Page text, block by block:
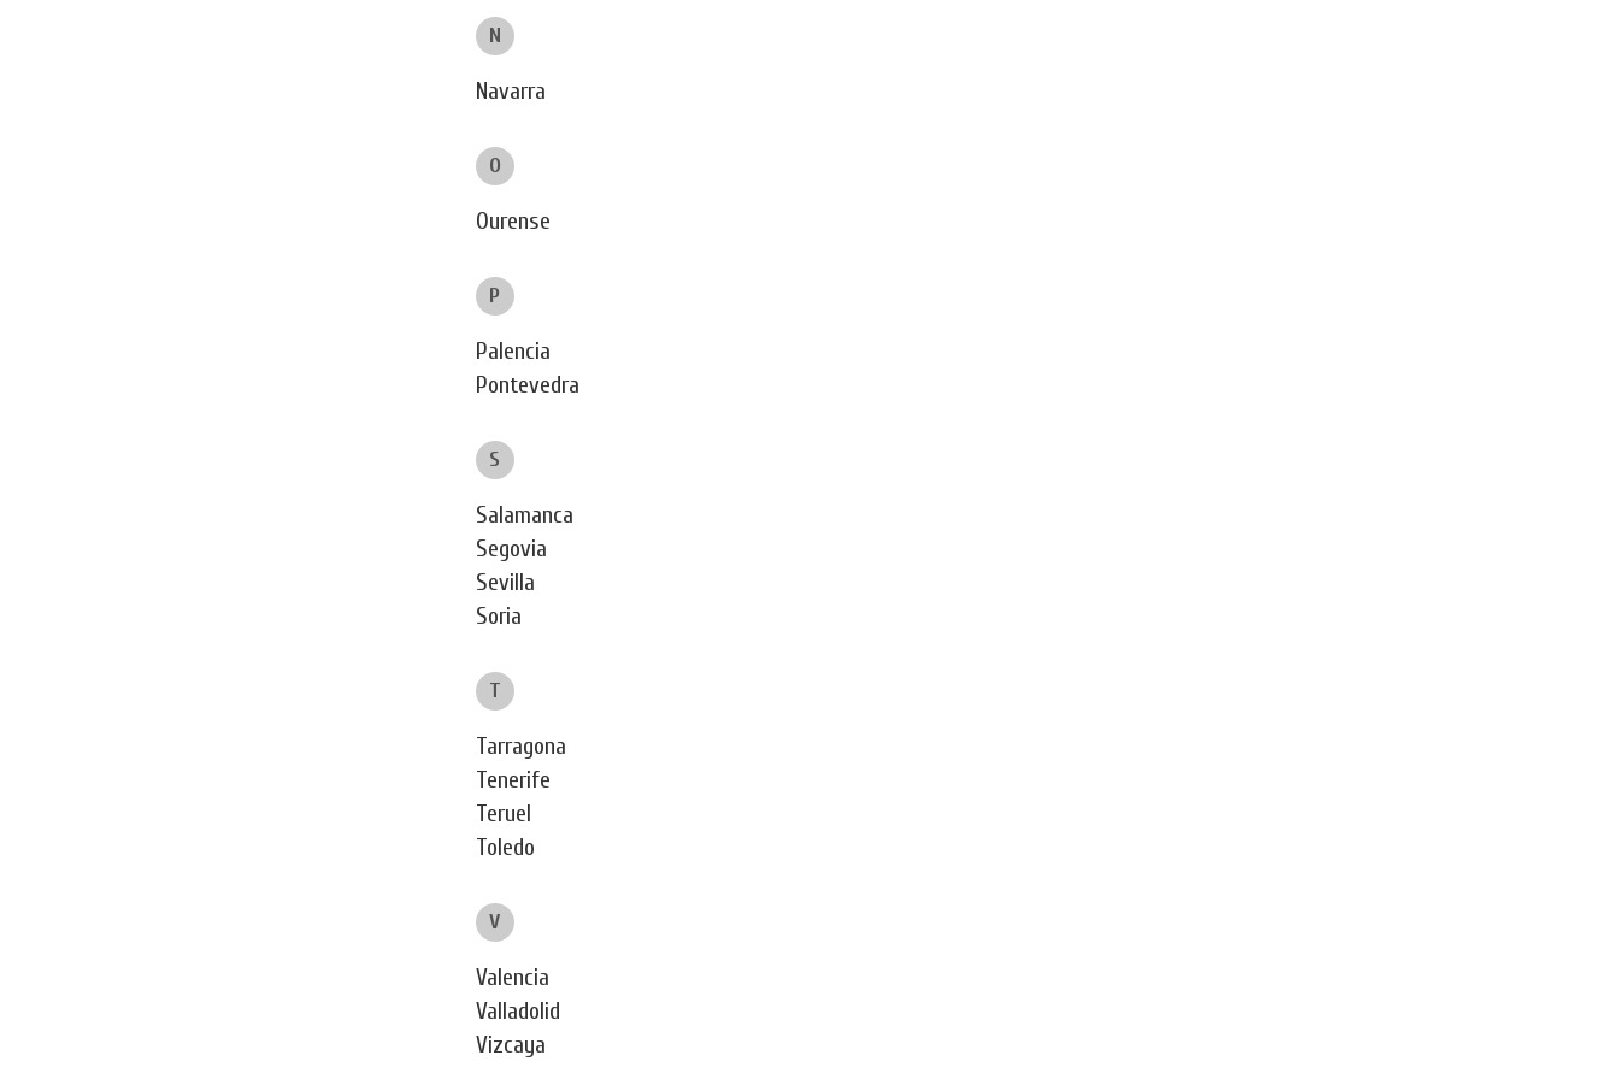
N
Navarra
O
Ourense
P
Palencia
Pontevedra
S
Salamanca
Segovia
Sevilla
Soria
T
Tarragona
Tenerife
Teruel
Toledo
V
Valencia
Valladolid
Vizcaya